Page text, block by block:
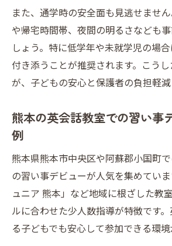
また、通学時の安全面も見逃せませ
や帰宅時間帯、夜間の明るさなども
しょう。特に低学年や未就学児の場
付き添うことが推奨されます。こう
が、子どもの安心と保護者の負担軽減
熊本の英会話教室での習い事
例
熊本県熊本市中央区や阿蘇郡小国町
の習い事デビューが人気を集めてい
ュニア 熊本」など地域に根ざした教
ルに合わせた少人数指導が特徴です
る子どもでも安心して参加できる環境